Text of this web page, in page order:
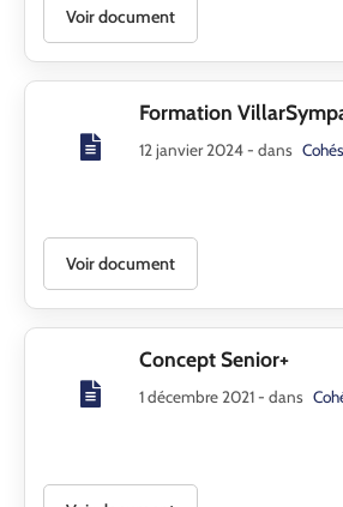
Contact
Voir document
Formation
12 janvier 2024- dans
Voir document
Concept Senior+
1 décembre 2021- dans